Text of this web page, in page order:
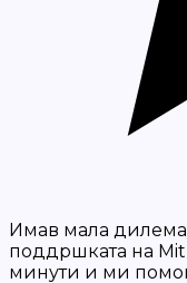
Имав мала
поддршката на
минути и ми